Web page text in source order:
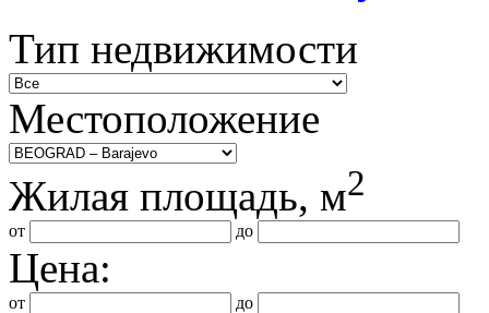
Тип недвижимости
Местоположение
Жилая площадь, м2
от до
Цена:
от до